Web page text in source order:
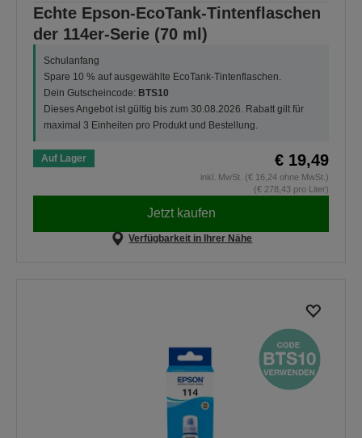
Echte Epson-EcoTank-Tintenflaschen
der 114er-Serie (70 ml)
Schulanfang
Spare 10 % auf ausgewählte EcoTank-Tintenflaschen.
Dein Gutscheincode: BTS10
Dieses Angebot ist gültig bis zum 30.08.2026. Rabatt gilt für
maximal 3 Einheiten pro Produkt und Bestellung.
Auf Lager € 19,49
inkl. MwSt. (€ 16,24 ohne MwSt.)
(€ 278,43 pro Liter)
Jetzt kaufen
Verfügbarkeit in Ihrer Nähe